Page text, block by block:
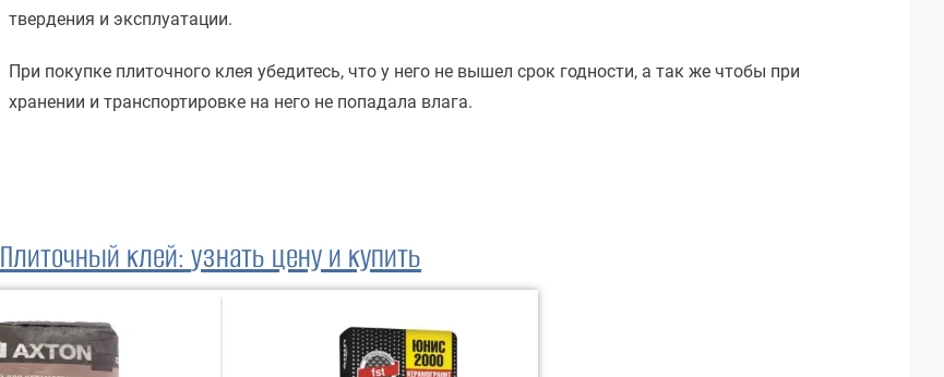
твердения и эксплуатации.
При покупке плиточного клея убедитесь, что у него не вышел срок годности, а так же чтобы при
хранении и транспортировке на него не попадала влага.
Плиточный клей: узнать цену и купить